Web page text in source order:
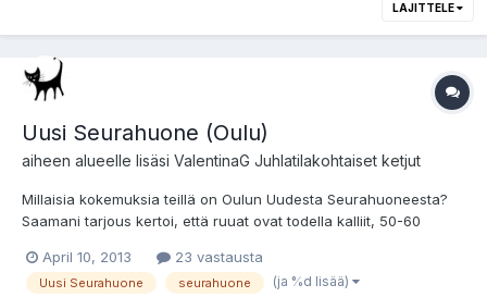
LAJITTELE
Uusi Seurahuone (Oulu)
aiheen alueelle lisäsi ValentinaG Juhlatilakohtaiset ketjut
Millaisia kokemuksia teillä on Oulun Uudesta Seurahuoneesta?
Saamani tarjous kertoi, että ruuat ovat todella kalliit, 50-60
melkein satasen vierasta kohti, eli meidän sadan vieraan
poppoolla summa lähentelisi enemmänkin kymppitonnia k...
April 10, 2013 23 vastausta
Uusi Seurahuone seurahuone (ja %d lisää)